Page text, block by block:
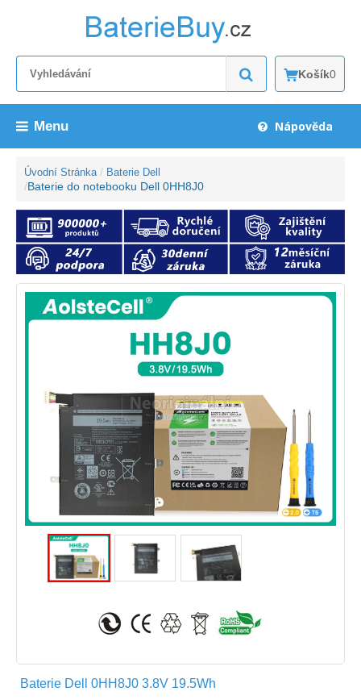
Košík0
Menu Nápověda
Úvodní Stránka Baterie Dell
Baterie do notebooku Dell 0HH8J0
Baterie Dell 0HH8J0 3.8V 19.5Wh